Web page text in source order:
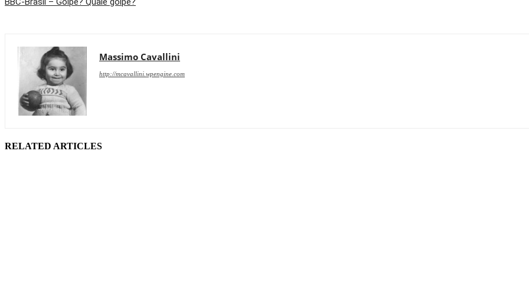
Massimo Cavallini
http://mcavallini.wpengine.com
RELATED ARTICLES